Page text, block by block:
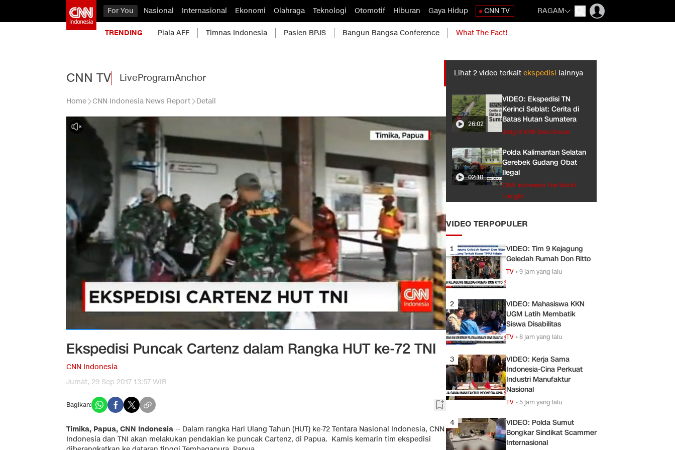
For You Nasional Internasional Ekonomi Olahraga Teknologi Otomotif Hiburan Gaya Hidup CNN TV RAGAM
TRENDING Piala AFF Timnas Indonesia Pasien BPJS Bangun Bangsa Conference What The Fact!
CNN TV LiveProgramAnchor
Home CNN Indonesia News Report Detail
Ekspedisi Puncak Cartenz dalam Rangka HUT ke-72 TNI
CNN Indonesia
Jumat, 29 Sep 2017 13:57 WIB
Bagikan:
Timika, Papua, CNN Indonesia -- Dalam rangka Hari Ulang Tahun (HUT) ke-72 Tentara Nasional Indonesia, CNN
Indonesia dan TNI akan melakukan pendakian ke puncak Cartenz, di Papua. Kamis kemarin tim ekspedisi
Lihat 2 video terkait ekspedisi lainnya
26:02
VIDEO: Ekspedisi TN
Kerinci Seblat: Cerita di
Batas Hutan Sumatera
Insight With Desi Anwar
02:10
Polda Kalimantan Selatan
Gerebek Gudang Obat
Ilegal
CNN Indonesia The World
Tonight
VIDEO TERPOPULER
1
VIDEO: Tim 9 Kejagung
Geledah Rumah Don Ritto
TV •9 jam yang lalu
2
VIDEO: Mahasiswa KKN
UGM Latih Membatik
Siswa Disabilitas
TV •8 jam yang lalu
3
VIDEO: Kerja Sama
Indonesia-Cina Perkuat
Industri Manufaktur
Nasional
TV • 5 jam yang lalu
4
VIDEO: Polda Sumut
Bongkar Sindikat Scammer
Internasional